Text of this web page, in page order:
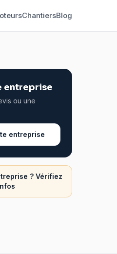
ChantiersBlog
entreprise
ou une
entreprise
? Vérifiez